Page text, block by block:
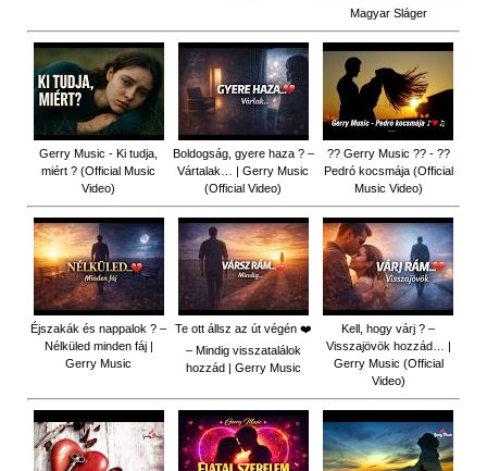
Magyar Sláger
Gerry Music - Ki tudja,
miért ? (Official Music
Video)
Boldogság, gyere haza ? –
Vártalak… | Gerry Music
(Official Video)
?? Gerry Music ?? - ??
Pedró kocsmája (Official
Music Video)
Éjszakák és nappalok ? –
Nélküled minden fáj |
Gerry Music
Te ott állsz az út végén ❤️
– Mindig visszatalálok
hozzád | Gerry Music
Kell, hogy várj ? –
Visszajövök hozzád… |
Gerry Music (Official
Video)